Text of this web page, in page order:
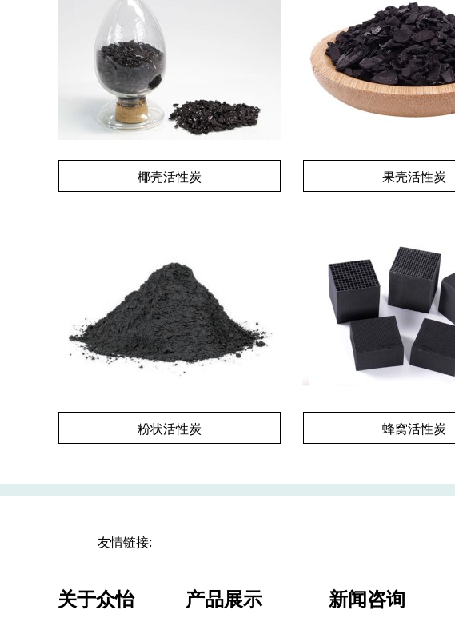
椰壳活性炭 果壳活性炭
粉状活性炭 蜂窝活性炭
友情链接:
关于众怡 产品展示 新闻咨询